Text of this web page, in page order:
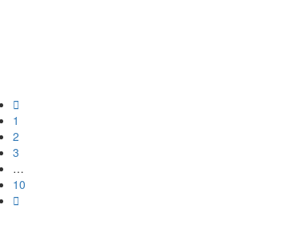

1
2
3
…
10
